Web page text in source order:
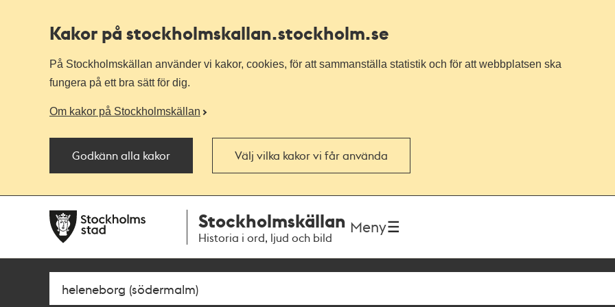
Kakor på stockholmskallan.stockholm.se
På Stockholmskällan använder vi kakor, cookies, för att sammanställa statistik och för att webbplatsen ska
fungera på ett bra sätt för dig.
Om kakor på Stockholmskällan
Godkänn alla kakor Välj vilka kakor vi får använda
navigationen
huvudinnehållet
Stockholmskällan
Historia i ord, ljud och bild
Meny
Sök